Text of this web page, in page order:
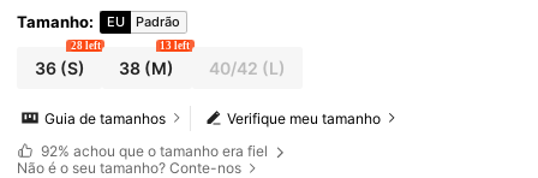
Tamanho: EU Padrão
36(S)
28 left
38 (M)
13 left
40/42 (L)
Verifique meu tamanho
Guia de tamanhos
92% achou que o tamanho era fiel
Não é o seu tamanho? Conte-nos